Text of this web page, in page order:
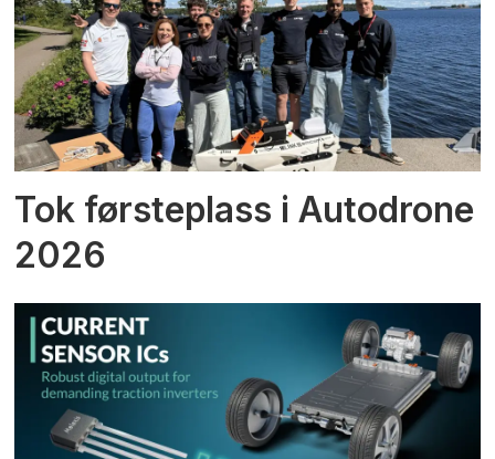
Tok førsteplass i Autodrone
2026